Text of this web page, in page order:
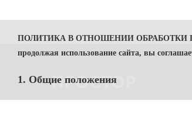
ПРОСТОР
ПОЛИТИКА В ОТНОШЕНИИ
продолжая использование сайта, вы
1. Общие положения